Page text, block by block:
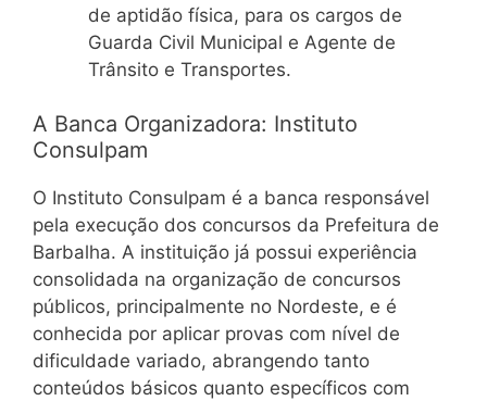
de aptidão física, para os cargos de
Guarda Civil Municipal e Agente de
Trânsito e Transportes.
A Banca Organizadora: Instituto
Consulpam
O Instituto Consulpam é a banca responsável
pela execução dos concursos da Prefeitura de
Barbalha. A instituição já possui experiência
consolidada na organização de concursos
públicos, principalmente no Nordeste, e é
conhecida por aplicar provas com nível de
dificuldade variado, abrangendo tanto
conteúdos básicos quanto específicos com